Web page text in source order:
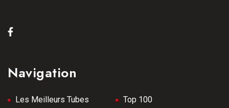
Navigation
Les Meilleurs Tubes Top 100